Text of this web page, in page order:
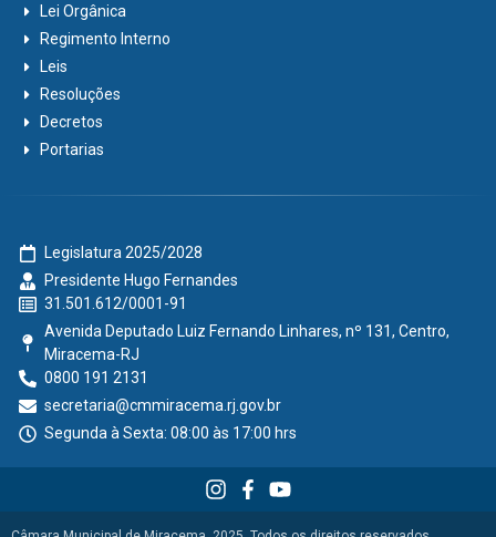
Lei Orgânica
Regimento Interno
Leis
Resoluções
Decretos
Portarias
Legislatura 2025/2028
Presidente Hugo Fernandes
31.501.612/0001-91
Avenida Deputado Luiz Fernando Linhares, nº 131, Centro,
Miracema-RJ
0800 191 2131
secretaria@cmmiracema.rj.gov.br
Segunda à Sexta: 08:00 às 17:00 hrs